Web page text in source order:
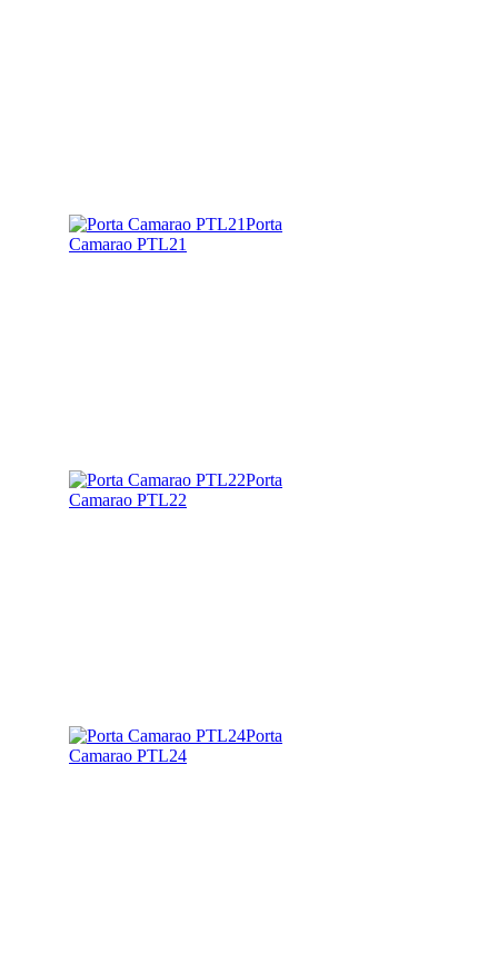
Porta
Camarao PTL21
Porta
Camarao PTL22
Porta
Camarao PTL24